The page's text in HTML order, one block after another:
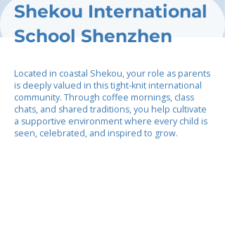
Shekou International
School Shenzhen
Located in coastal Shekou, your role as parents
is deeply valued in this tight-knit international
community. Through coffee mornings, class
chats, and shared traditions, you help cultivate
a supportive environment where every child is
seen, celebrated, and inspired to grow.